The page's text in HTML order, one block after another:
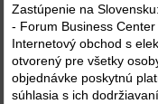
Zastúpenie na
- Forum Business
Internetový obchod s
otvorený pre všetky
objednávke poskytnú
súhlasia s ich